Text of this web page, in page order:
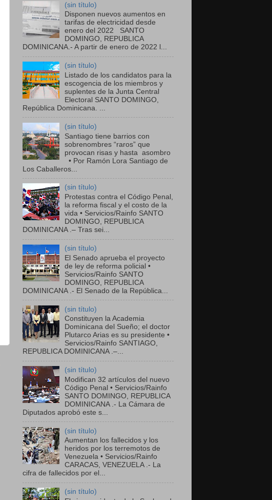
(sin título)
Disponen nuevos aumentos en
tarifas de electricidad desde
enero del 2022 SANTO
DOMINGO, REPUBLICA
DOMINICANA.- A partir de enero de 2022 l...
(sin título)
Listado de los candidatos para la
escogencia de los miembros y
suplentes de la Junta Central
Electoral SANTO DOMINGO,
República Dominicana. ...
(sin título)
Santiago tiene barrios con
sobrenombres “raros” que
provocan risas y hasta asombro
• Por Ramón Lora Santiago de
Los Caballeros...
(sin título)
Protestas contra el Código Penal,
la reforma fiscal y el costo de la
vida • Servicios/Rainfo SANTO
DOMINGO, REPUBLICA
DOMINICANA .– Tras sei...
(sin título)
El Senado aprueba el proyecto
de ley de reforma policial •
Servicios/Rainfo SANTO
DOMINGO, REPUBLICA
DOMINICANA .- El Senado de la República...
(sin título)
Constituyen la Academia
Dominicana del Sueño; el doctor
Plutarco Arias es su presidente •
Servicios/Rainfo SANTIAGO,
REPUBLICA DOMINICANA .–...
(sin título)
Modifican 32 artículos del nuevo
Código Penal • Servicios/Rainfo
SANTO DOMINGO, REPUBLICA
DOMINICANA .- La Cámara de
Diputados aprobó este s...
(sin título)
Aumentan los fallecidos y los
heridos por los terremotos de
Venezuela • Servicios/Rainfo
CARACAS, VENEZUELA .- La
cifra de fallecidos por el...
(sin título)